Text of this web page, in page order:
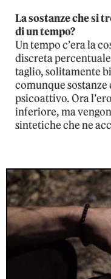
La sostanze che si
di un tempo?
Un tempo c’era la
discreta
taglio, solitamente
comunque
psicoattivo. Ora
inferiore, ma
sintetiche che ne